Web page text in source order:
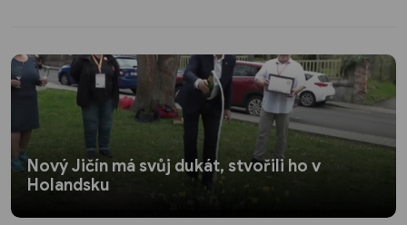
Nový Jičín má svůj dukát, stvořili ho v
Holandsku